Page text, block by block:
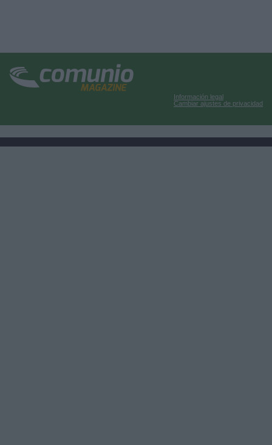
Información legal
Cambiar ajustes de privacidad